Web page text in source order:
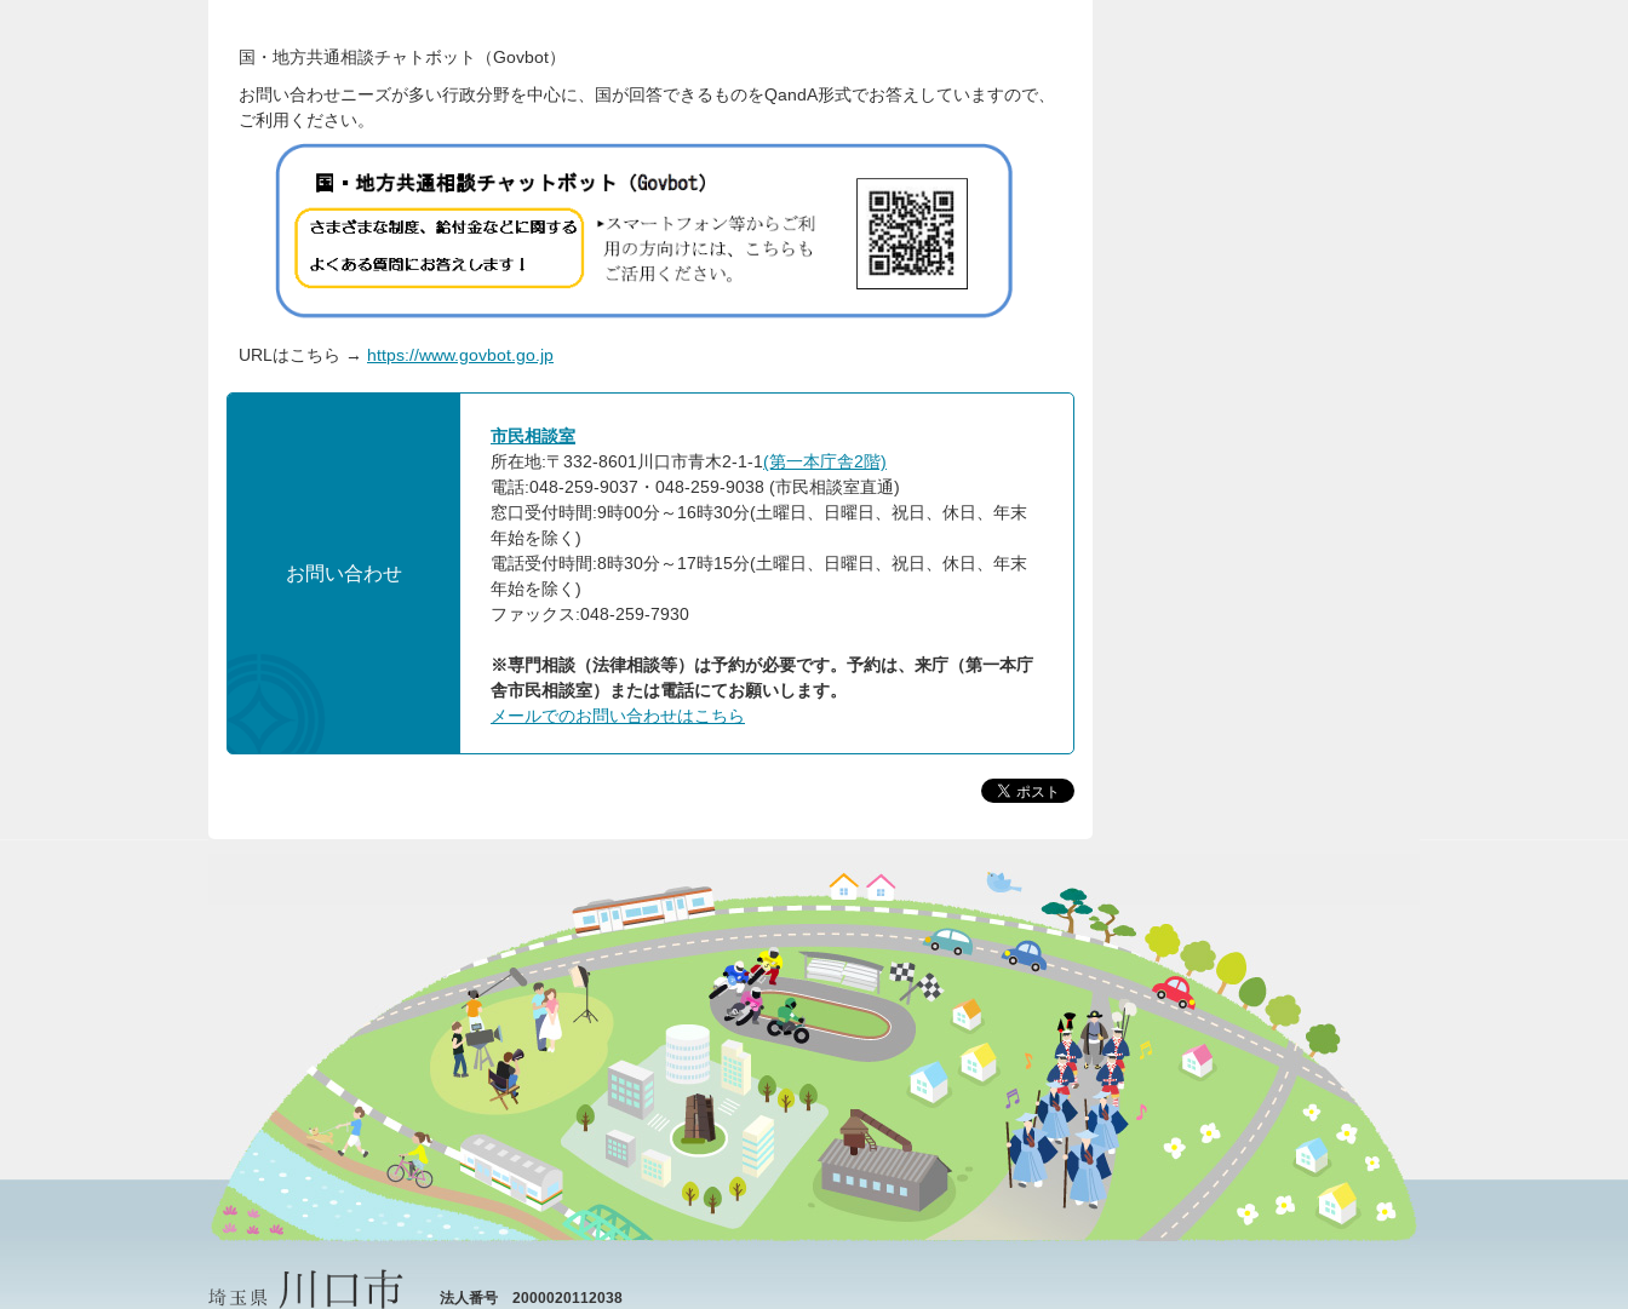
国・地方共通相談チャトボット（Govbot）
お問い合わせニーズが多い行政分野を中心に、国が回答できるものをQandA形式でお答えしていますので、
ご利用ください。
URLはこちら → https://www.govbot.go.jp
お問い合わせ
市民相談室
所在地:〒332-8601川口市青木2-1-1(第一本庁舎2階)
電話:048-259-9037・048-259-9038 (市民相談室直通)
窓口受付時間:9時00分～16時30分(土曜日、日曜日、祝日、休日、年末
年始を除く)
電話受付時間:8時30分～17時15分(土曜日、日曜日、祝日、休日、年末
年始を除く)
ファックス:048-259-7930
※専門相談（法律相談等）は予約が必要です。予約は、来庁（第一本庁
舎市民相談室）または電話にてお願いします。
メールでのお問い合わせはこちら
法人番号 2000020112038